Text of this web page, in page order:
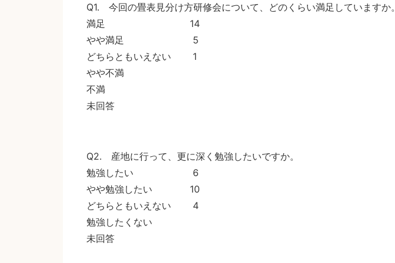
Q1. 今回の畳表見分け方研修会について、どのくらい満足していますか。
満足 14
やや満足 5
どちらともいえない 1
やや不満
不満
未回答
Q2. 産地に行って、更に深く勉強したいですか。
勉強したい 6
やや勉強したい 10
どちらともいえない 4
勉強したくない
未回答